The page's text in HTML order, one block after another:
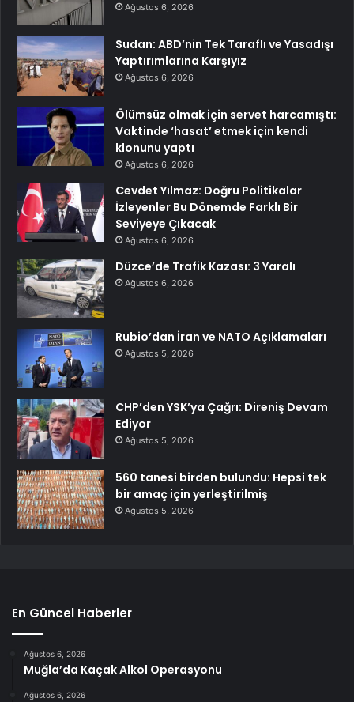
Ağustos 6, 2026
Sudan: ABD’nin Tek Taraflı ve Yasadışı
Yaptırımlarına Karşıyız
Ağustos 6, 2026
Ölümsüz olmak için servet harcamıştı:
Vaktinde ‘hasat’ etmek için kendi
klonunu yaptı
Ağustos 6, 2026
Cevdet Yılmaz: Doğru Politikalar
İzleyenler Bu Dönemde Farklı Bir
Seviyeye Çıkacak
Ağustos 6, 2026
Düzce’de Trafik Kazası: 3 Yaralı
Ağustos 6, 2026
Rubio’dan İran ve NATO Açıklamaları
Ağustos 5, 2026
CHP’den YSK’ya Çağrı: Direniş Devam
Ediyor
Ağustos 5, 2026
560 tanesi birden bulundu: Hepsi tek
bir amaç için yerleştirilmiş
Ağustos 5, 2026
En Güncel Haberler
Ağustos 6, 2026
Muğla’da Kaçak Alkol Operasyonu
Ağustos 6, 2026